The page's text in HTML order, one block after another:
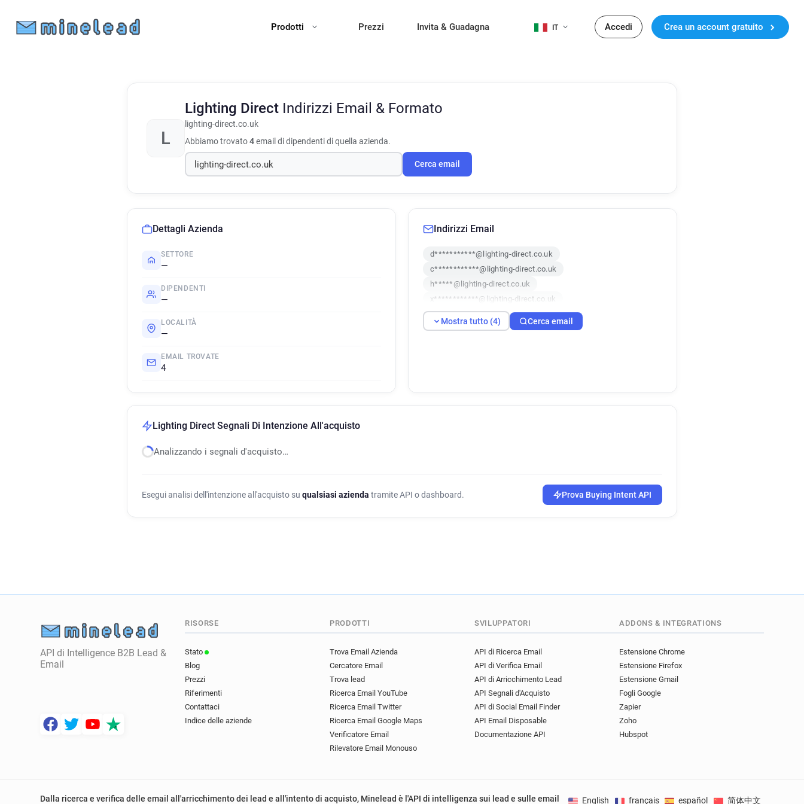
Prodotti Prezzi Invita & Guadagna IT Accedi Crea un account gratuito
L
Lighting Direct Indirizzi Email & Formato
lighting-direct.co.uk
Abbiamo trovato4email di dipendenti di quella azienda.
Cerca email
Dettagli Azienda
SETTORE
—
DIPENDENTI
—
LOCALITÀ
—
EMAIL TROVATE
4
Indirizzi Email
d***********@lighting-direct.co.uk
c************@lighting-direct.co.uk
h*****@lighting-direct.co.uk
x************@lighting-direct.co.uk
Mostra tutto (4) Cerca email
Lighting Direct Segnali Di Intenzione All'acquisto
Analizzando i segnali d'acquisto…
Esegui analisi dell'intenzione all'acquisto su qualsiasi azienda tramite API o dashboard. Prova Buying Intent API
API di Intelligence B2B Lead &
Email
RISORSE
Stato
Blog
Prezzi
Riferimenti
Contattaci
Indice delle aziende
PRODOTTI
Trova Email Azienda
Cercatore Email
Trova lead
Ricerca Email YouTube
Ricerca Email Twitter
Ricerca Email Google Maps
Verificatore Email
Rilevatore Email Monouso
SVILUPPATORI
API di Ricerca Email
API di Verifica Email
API di Arricchimento Lead
API Segnali d'Acquisto
API di Social Email Finder
API Email Disposable
Documentazione API
ADDONS & INTEGRATIONS
Estensione Chrome
Estensione Firefox
Estensione Gmail
Fogli Google
Zapier
Zoho
Hubspot
Dalla ricerca e verifica delle email all'arricchimento dei lead e all'intento di acquisto, Minelead è l'API di intelligenza sui lead e sulle email
English français español 简体中文